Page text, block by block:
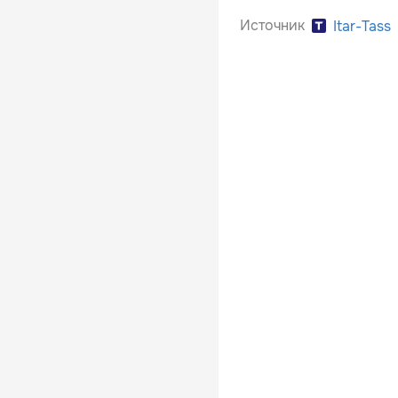
Источник Itar-Tass